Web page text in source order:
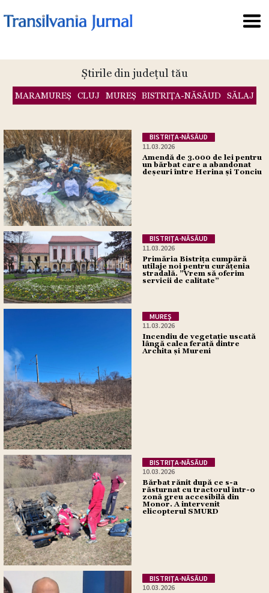
Știrile din județul tău
MARAMUREŞ CLUJ MUREŞ BISTRIŢA-NĂSĂUD SĂLAJ
BISTRIŢA-NĂSĂUD
11.03.2026
Amendă de 3.000 de lei pentru
un bărbat care a abandonat
deșeuri între Herina și Tonciu
BISTRIŢA-NĂSĂUD
11.03.2026
Primăria Bistrița cumpără
utilaje noi pentru curățenia
stradală. ”Vrem să oferim
servicii de calitate”
MUREŞ
11.03.2026
Incendiu de vegetație uscată
lângă calea ferată dintre
Archita și Mureni
BISTRIŢA-NĂSĂUD
10.03.2026
Bărbat rănit după ce s-a
răsturnat cu tractorul într-o
zonă greu accesibilă din
Monor. A intervenit
elicopterul SMURD
BISTRIŢA-NĂSĂUD
10.03.2026